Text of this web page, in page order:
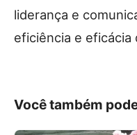
liderança e
eficiência e eficácia
Você também